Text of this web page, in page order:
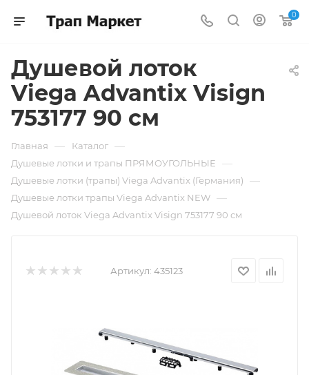
0
Душевой лоток
Viega Advantix Visign
753177 90 см
Главная — Каталог —
Душевые лотки и трапы ПРЯМОУГОЛЬНЫЕ —
Душевые лотки (трапы) Viega Advantix (Германия) —
Душевые лотки трапы Viega Advantix NEW —
Душевой лоток Viega Advantix Visign 753177 90 см
Артикул: 435123